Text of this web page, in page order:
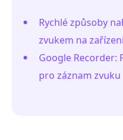
Rychlé způsoby
zvukem na
Google Recorder:
pro záznam zvuku